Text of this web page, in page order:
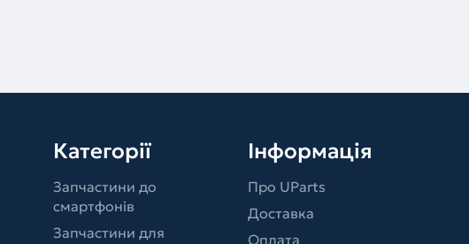
Категорії
Запчастини до
смартфонів
Запчастини для
Інформація
Про UParts
Доставка
Оплата